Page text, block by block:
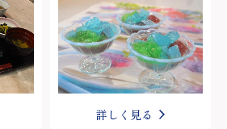
詳しく見る